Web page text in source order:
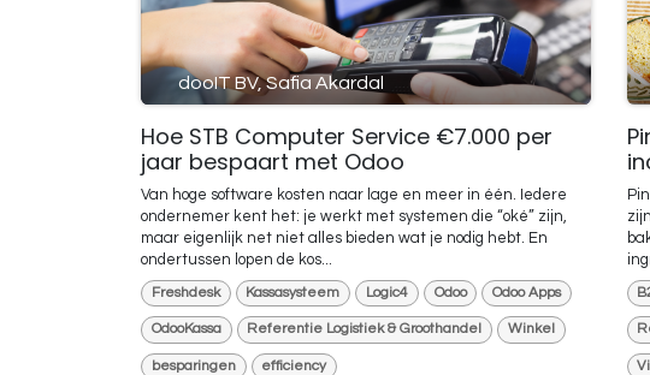
dooIT BV, Safia Akardal
Hoe STB Computer Service €7.000 per
jaar bespaart met Odoo
Van hoge software kosten naar lage en meer in één. Iedere
ondernemer kent het: je werkt met systemen die “oké” zijn,
maar eigenlijk net niet alles bieden wat je nodig hebt. En
ondertussen lopen de kos...
Freshdesk Kassasysteem Logic4 Odoo Odoo Apps
OdooKassa Referentie Logistiek & Groothandel Winkel
besparingen efficiency